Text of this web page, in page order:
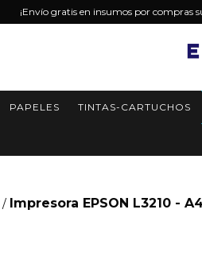
¡Envío gratis en insumos por compras
PAPELES TINTAS-CARTUCHOS
/ Impresora EPSON L3210 -